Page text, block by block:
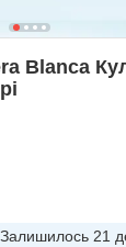
Blanca
Залишилось 21